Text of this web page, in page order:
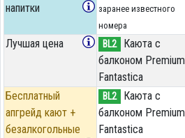
напитки
заранее известного
номера
Лучшая цена BL2
Каюта с
балконом Premium
Fantastica
Бесплатный
апгрейд кают +
безалкогольные
BL2
Каюта с
балконом Premium
Fantastica